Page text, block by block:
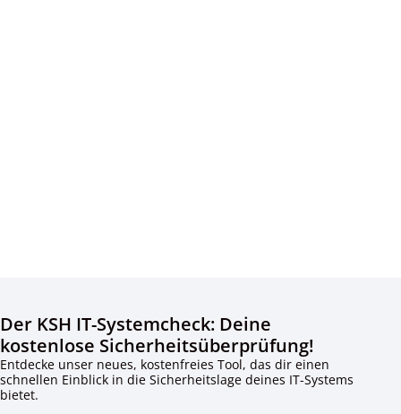
Der KSH IT-Systemcheck: Deine
kostenlose Sicherheitsüberprüfung!
Entdecke unser neues, kostenfreies Tool, das dir einen
schnellen Einblick in die Sicherheitslage deines IT-Systems
bietet.